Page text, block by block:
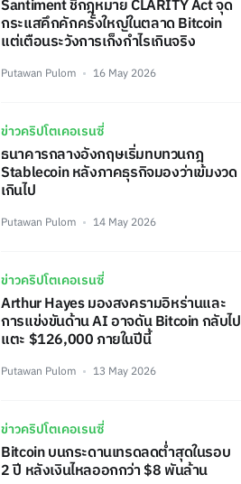
Santiment ชี้กฎหมาย CLARITY Act จุด
กระแสคึกคักครั้งใหญ่ในตลาด Bitcoin
แต่เตือนระวังการเก็งกำไรเกินจริง
Putawan Pulom 16 May 2026
ข่าวคริปโตเคอเรนซี่
ธนาคารกลางอังกฤษเริ่มทบทวนกฎ
Stablecoin หลังภาคธุรกิจมองว่าเข้มงวด
เกินไป
Putawan Pulom 14 May 2026
ข่าวคริปโตเคอเรนซี่
Arthur Hayes มองสงครามอิหร่านและ
การแข่งขันด้าน AI อาจดัน Bitcoin กลับไป
แตะ $126,000 ภายในปีนี้
Putawan Pulom 13 May 2026
ข่าวคริปโตเคอเรนซี่
Bitcoin บนกระดานเทรดลดต่ำสุดในรอบ
2 ปี หลังเงินไหลออกกว่า $8 พันล้าน